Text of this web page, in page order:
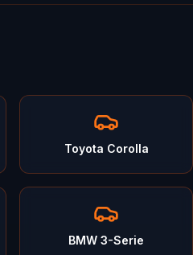
Toyota Corolla
BMW 3-Serie